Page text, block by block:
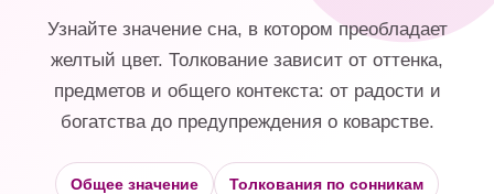
Узнайте значение сна, в котором преобладает
желтый цвет. Толкование зависит от оттенка,
предметов и общего контекста: от радости и
богатства до предупреждения о коварстве.
Общее значение Толкования по сонникам